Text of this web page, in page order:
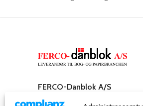
FERCO-Danblok A/S
Rosenkæret 31,